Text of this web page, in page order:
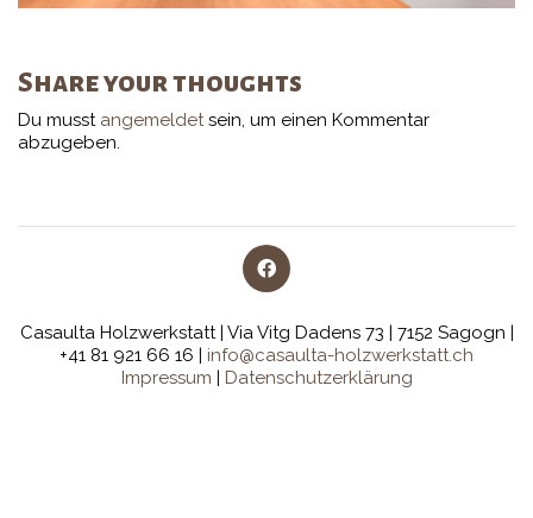
Share your thoughts
Du musst angemeldetsein, um einen Kommentar
abzugeben.
Casaulta Holzwerkstatt | Via Vitg Dadens 73 | 7152 Sagogn |
+41 81 921 66 16 | info@casaulta-holzwerkstatt.ch
Impressum | Datenschutzerklärung